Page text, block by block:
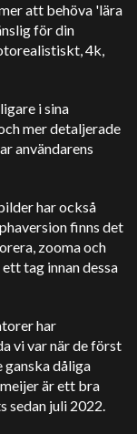
att behöva 'lära
för din
4k,
i sina
mer detaljerade
användarens
har också
finns det
zooma och
tag innan dessa
har
vi var när de först
ganska dåliga
är ett bra
sedan juli 2022.